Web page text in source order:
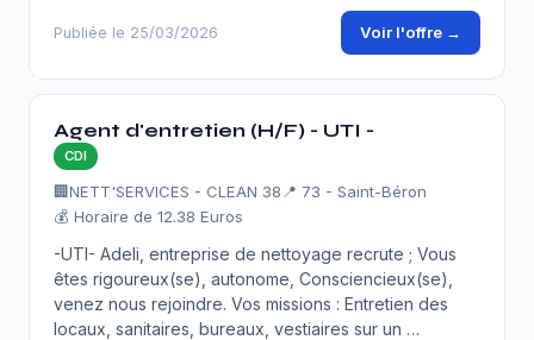
Publiée le 25/03/2026 Voir l'offre →
Agent d'entretien (H/F) - UTI -
CDI
🏢NETT'SERVICES - CLEAN 38 📍 73 - Saint-Béron
💰 Horaire de 12.38 Euros
-UTI- Adeli, entreprise de nettoyage recrute ; Vous
êtes rigoureux(se), autonome, Consciencieux(se),
venez nous rejoindre. Vos missions : Entretien des
locaux, sanitaires, bureaux, vestiaires sur un …